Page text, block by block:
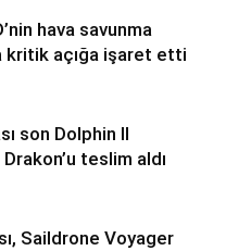
hava savunma
kritik açığa işaret etti
son Dolphin II
teslim aldı
Saildrone Voyager